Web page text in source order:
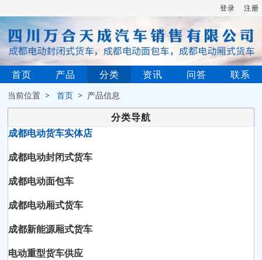
登录 注册
首页 产品 分类 资讯 问答 联系
当前位置 >首页 > 产品信息
分类导航
成都电动货车实体店
成都电动封闭式货车
成都电动面包车
成都电动厢式货车
成都新能源厢式货车
电动重型货车供应